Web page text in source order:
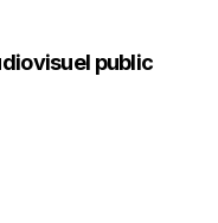
public